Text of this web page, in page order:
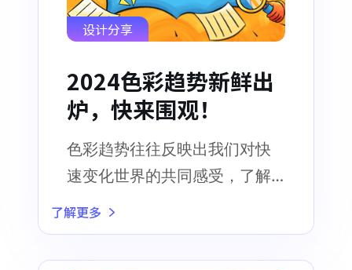
设计分享
2024色彩趋势新鲜出
炉，快来围观！
色彩趋势往往反映出我们对快
速变化世界的共同感受，了解
2024色彩趋势有重要意义。
了解更多